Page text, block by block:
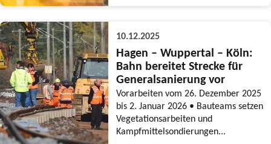
10.12.2025
Hagen – Wuppertal – Köln:
Bahn bereitet Strecke für
Generalsanierung vor
Vorarbeiten vom 26. Dezember 2025
bis 2. Januar 2026 • Bauteams setzen
Vegetationsarbeiten und
Kampfmittelsondierungen...